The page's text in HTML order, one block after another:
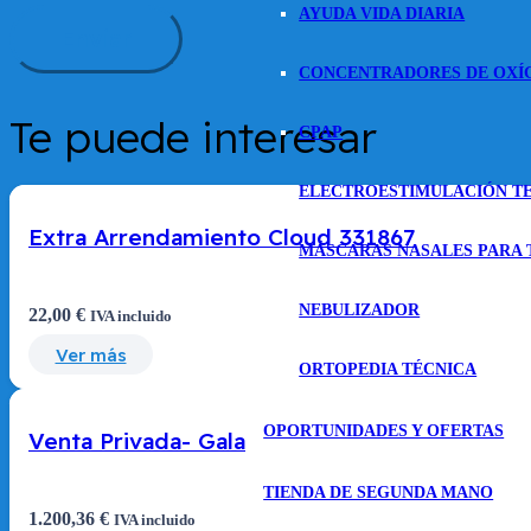
AYUDA VIDA DIARIA
CONCENTRADORES DE
CPAP
ELECTROESTIMULACIÓN
MÁSCARAS NASALES PARA
NEBULIZADOR
ORTOPEDIA TÉCNICA
OPORTUNIDADES Y OFERTAS
TIENDA DE SEGUNDA MANO
Te puede interesar
Extra Arrendamiento Cloud 331867
22,00 € IVA incluido
Ver más
Venta Privada- Gala
1.200,36 € IVA incluido